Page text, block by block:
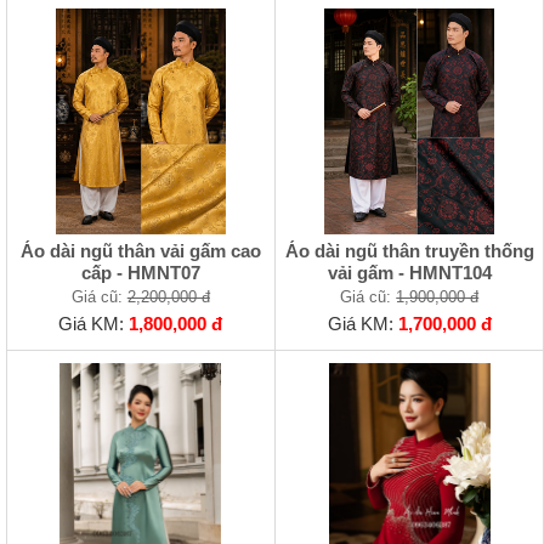
Áo dài ngũ thân vải gấm cao
cấp - HMNT07
Giá cũ:2,200,000 đ
Giá KM: 1,800,000 đ
Áo dài ngũ thân truyền thống
vải gấm - HMNT104
Giá cũ:1,900,000 đ
Giá KM: 1,700,000 đ